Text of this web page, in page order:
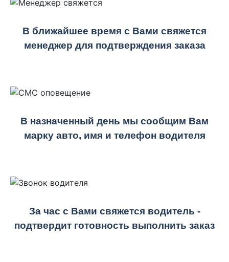
В ближайшее время с Вами свяжется
менеджер для подтверждения заказа
В назначенный день мы сообщим Вам
марку авто, имя и телефон водителя
За час с Вами свяжется водитель -
подтвердит готовность выполнить заказ